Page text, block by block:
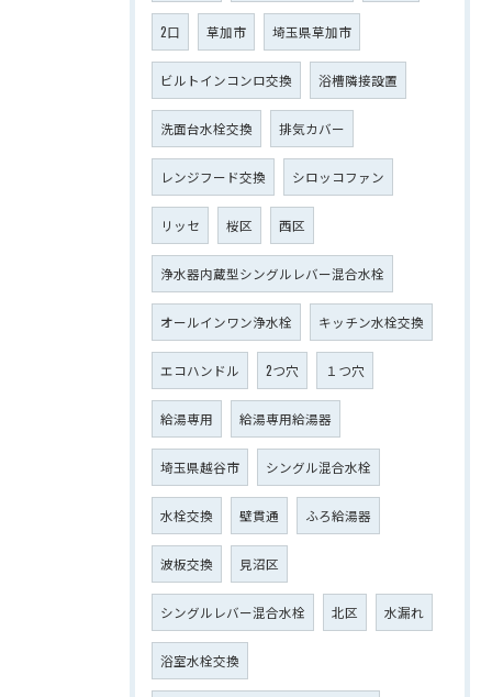
2口 草加市 埼玉県草加市
ビルトインコンロ交換 浴槽隣接設置
洗面台水栓交換 排気カバー
レンジフード交換 シロッコファン
リッセ 桜区 西区
浄水器内蔵型シングルレバー混合水栓
オールインワン浄水栓 キッチン水栓交換
エコハンドル 2つ穴 １つ穴
給湯専用 給湯専用給湯器
埼玉県越谷市 シングル混合水栓
水栓交換 壁貫通 ふろ給湯器
波板交換 見沼区
シングルレバー混合水栓 北区 水漏れ
浴室水栓交換